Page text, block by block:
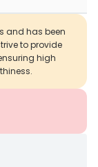
and has been
to provide
high